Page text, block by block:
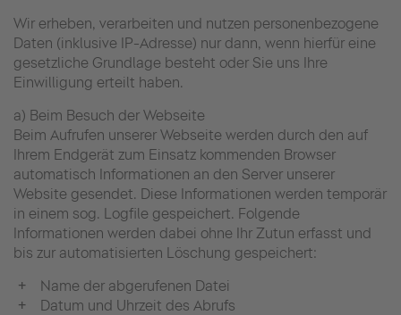
Wir erheben, verarbeiten und nutzen personenbezogene
Daten (inklusive IP-Adresse) nur dann, wenn hierfür eine
gesetzliche Grundlage besteht oder Sie uns Ihre
Einwilligung erteilt haben.
a) Beim Besuch der Webseite
Beim Aufrufen unserer Webseite werden durch den auf
Ihrem Endgerät zum Einsatz kommenden Browser
automatisch Informationen an den Server unserer
Website gesendet. Diese Informationen werden temporär
in einem sog. Logfile gespeichert. Folgende
Informationen werden dabei ohne Ihr Zutun erfasst und
bis zur automatisierten Löschung gespeichert:
Name der abgerufenen Datei
Datum und Uhrzeit des Abrufs